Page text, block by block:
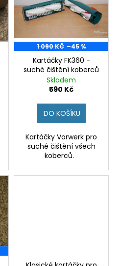
1 090 KČ –45 %
Kartáčky FK360 -
suché čištění koberců
Skladem
590 Kč
DO KOŠÍKU
Kartáčky Vorwerk pro
suché čištění všech
koberců.